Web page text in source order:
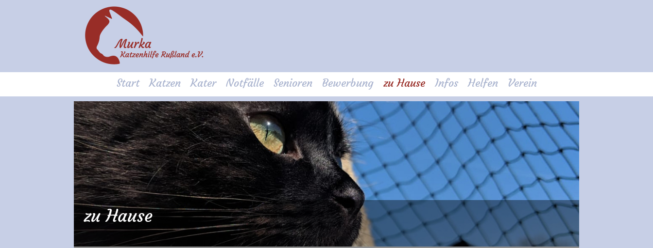
Start Katzen Kater Notfälle Senioren Bewerbung zu Hause Infos Helfen Verein
zu Hause